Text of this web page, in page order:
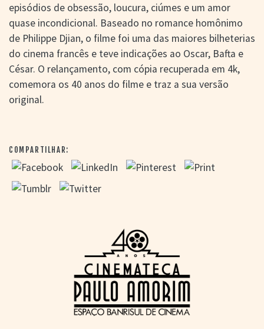
episódios de obsessão, loucura, ciúmes e um amor
quase incondicional. Baseado no romance homônimo
de Philippe Djian, o filme foi uma das maiores bilheterias
do cinema francês e teve indicações ao Oscar, Bafta e
César. O relançamento, com cópia recuperada em 4k,
comemora os 40 anos do filme e traz a sua versão
original.
COMPARTILHAR: